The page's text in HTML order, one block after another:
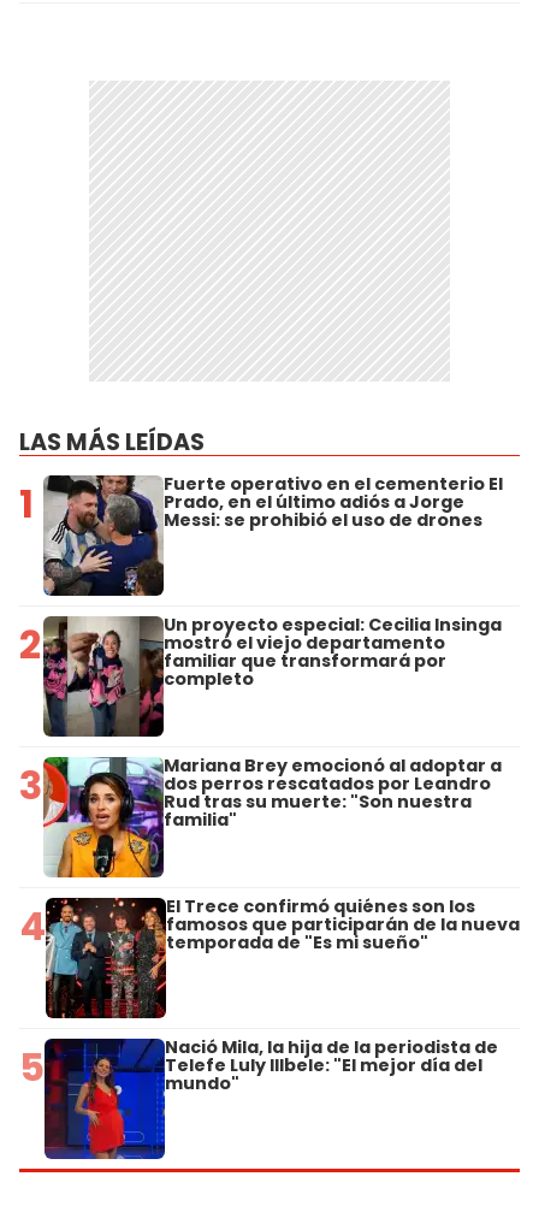
LAS MÁS LEÍDAS
1 Fuerte operativo en el cementerio El
Prado, en el último adiós a Jorge
Messi: se prohibió el uso de drones
2 Un proyecto especial: Cecilia Insinga
mostró el viejo departamento
familiar que transformará por
completo
3 Mariana Brey emocionó al adoptar a
dos perros rescatados por Leandro
Rud tras su muerte: "Son nuestra
familia"
4 El Trece confirmó quiénes son los
famosos que participarán de la nueva
temporada de "Es mi sueño"
5 Nació Mila, la hija de la periodista de
Telefe Luly Illbele: "El mejor día del
mundo"